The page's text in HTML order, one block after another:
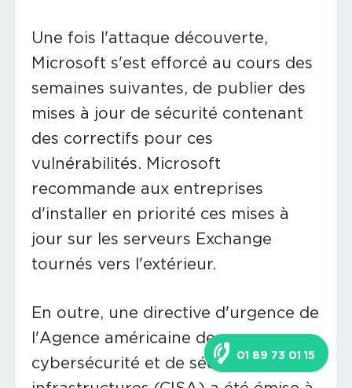
Une fois l'attaque découverte,
Microsoft s'est efforcé au cours des
semaines suivantes, de publier des
mises à jour de sécurité contenant
des correctifs pour ces
vulnérabilités. Microsoft
recommande aux entreprises
d'installer en priorité ces mises à
jour sur les serveurs Exchange
tournés vers l'extérieur.
En outre, une directive d'urgence de
l'Agence américaine de
cybersécurité et de sécurité des
01 89 73 01 15